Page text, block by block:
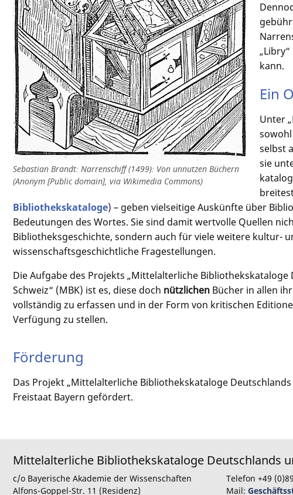
Sebastian Brandt: Narrenschiff (1499): Von unnutzen Büchern
(Anonym [Public domain], via Wikimedia Commons)
kann.
Ein
Unter
selbst
sie
Bibliotheks­kataloge) – geben vielseitige Auskünfte über
Bedeutungen des Wortes. Sie sind damit wertvolle Quellen
Bibliotheksgeschichte, sondern auch für viele weitere kultur-
wissenschaftsgeschichtliche Fragestellungen.
Die Aufgabe des Projekts „Mittelalterliche
Schweiz“ (MBK) ist es, diese doch nützlichen Bücher in allen
vollständig zu erfassen und in der Form von kritischen
Verfügung zu stellen.
Förderung
Das Projekt „Mittelalterliche Bibliothekskataloge
Freistaat Bayern gefördert.
Mittelalterliche Bibliothekskataloge Deutschlands
c/o Bayerische Akademie der Wissenschaften
Alfons-Goppel-Str. 11 (Residenz)
Telefon +49
Mail: